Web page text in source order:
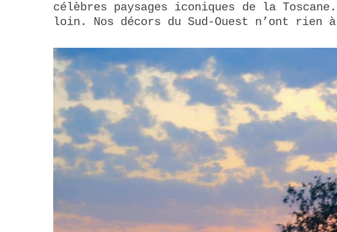
célèbres paysages iconiques de la
loin. Nos décors du Sud-Ouest n’ont rien